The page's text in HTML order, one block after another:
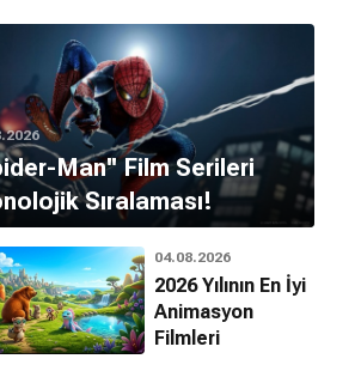
Man'' Film Serileri
Sıralaması!
04.08.2026
2026 Yılının En İyi
Animasyon
Filmleri